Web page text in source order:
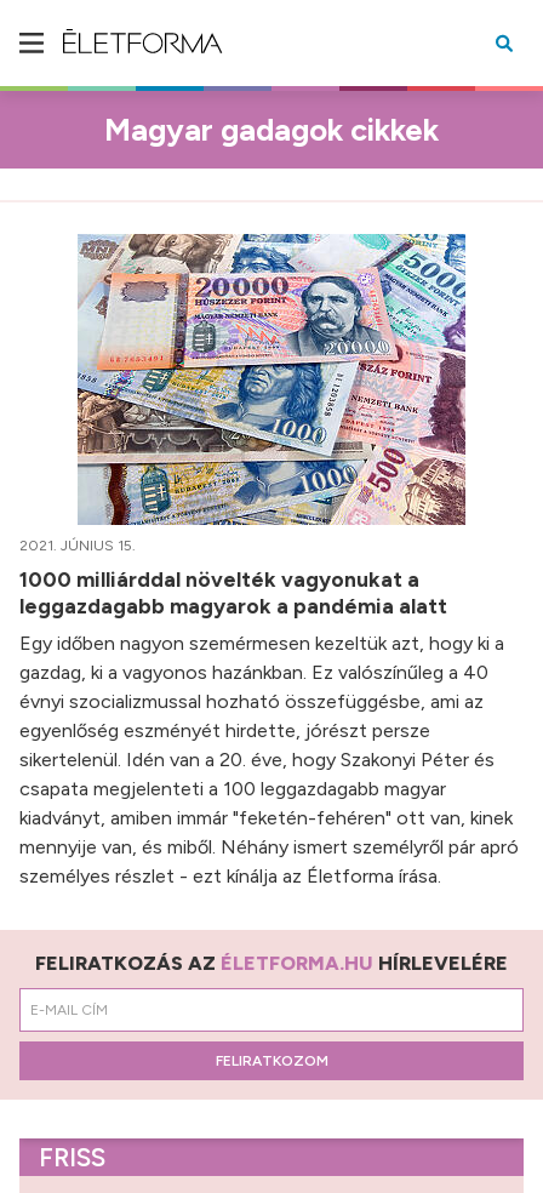
Magyar gadagok cikkek
2021. JÚNIUS 15.
1000 milliárddal növelték vagyonukat a
leggazdagabb magyarok a pandémia alatt
Egy időben nagyon szemérmesen kezeltük azt, hogy ki a
gazdag, ki a vagyonos hazánkban. Ez valószínűleg a 40
évnyi szocializmussal hozható összefüggésbe, ami az
egyenlőség eszményét hirdette, jórészt persze
sikertelenül. Idén van a 20. éve, hogy Szakonyi Péter és
csapata megjelenteti a 100 leggazdagabb magyar
kiadványt, amiben immár "feketén-fehéren" ott van, kinek
mennyije van, és miből. Néhány ismert személyről pár apró
személyes részlet - ezt kínálja az Életforma írása.
FELIRATKOZÁS AZ ÉLETFORMA.HU HÍRLEVELÉRE
FELIRATKOZOM
FRISS